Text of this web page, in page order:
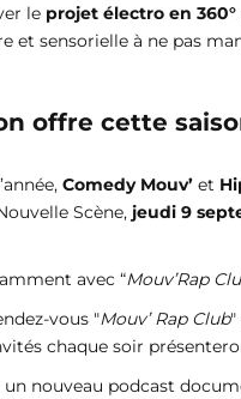
le projet électro en
et sensorielle à ne pas
offre cette
Comedy Mouv’ et
Scène, jeudi 9
avec “Mouv’Rap
vous "Mouv’ Rap Club"
chaque soir
nouveau podcast